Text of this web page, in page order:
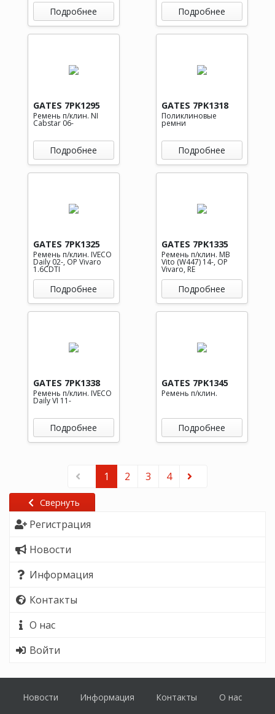
Свернуть
Регистрация
Новости
Информация
Контакты
О нас
Войти
Подробнее Подробнее
GATES 7PK1295
Ремень п/клин. NI
Cabstar 06-
Подробнее
GATES 7PK1318
Поликлиновые
ремни
Подробнее
GATES 7PK1325
Ремень п/клин. IVECO
Daily 02-, OP Vivaro
1.6CDTI
Подробнее
GATES 7PK1335
Ремень п/клин. MB
Vito (W447) 14-, OP
Vivaro, RE
Подробнее
GATES 7PK1338
Ремень п/клин. IVECO
Daily VI 11-
Подробнее
GATES 7PK1345
Ремень п/клин.
Подробнее
1 2 3 4
Новости Информация Контакты О нас